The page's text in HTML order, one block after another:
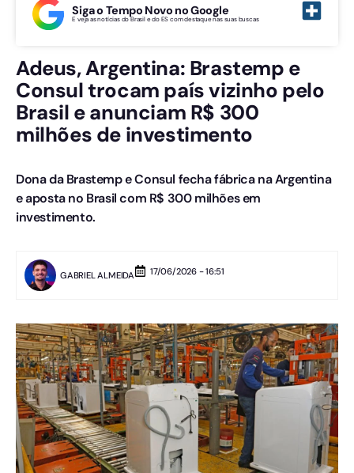
Siga o Tempo Novo no Google
E veja as notícias do Brasil e do ES com destaque nas suas buscas
Adeus, Argentina: Brastemp e
Consul trocam país vizinho pelo
Brasil e anunciam R$ 300
milhões de investimento
Dona da Brastemp e Consul fecha fábrica na Argentina
e aposta no Brasil com R$ 300 milhões em
investimento.
GABRIEL ALMEIDA 17/06/2026 - 16:51